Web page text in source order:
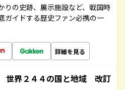
りの史跡、展示施設など、戦国時
ガイドする歴史ファン必携の一
詳細を見る
世界２４４の国と地域 改訂